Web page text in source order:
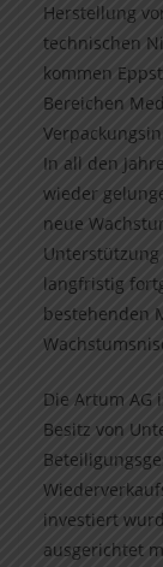
Herstellung
technischen
kommen
Bereichen
In all den
wieder
neue
langfristig
bestehenden
Die Artum AG
Besitz von
investiert
ausgerichtet